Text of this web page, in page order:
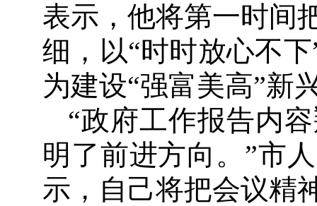
表示，他将第一时间
细，以“时时放心不
为建设“强富美高”新
“政府工作报告内
明了前进方向。”市
示，自己将把会议精